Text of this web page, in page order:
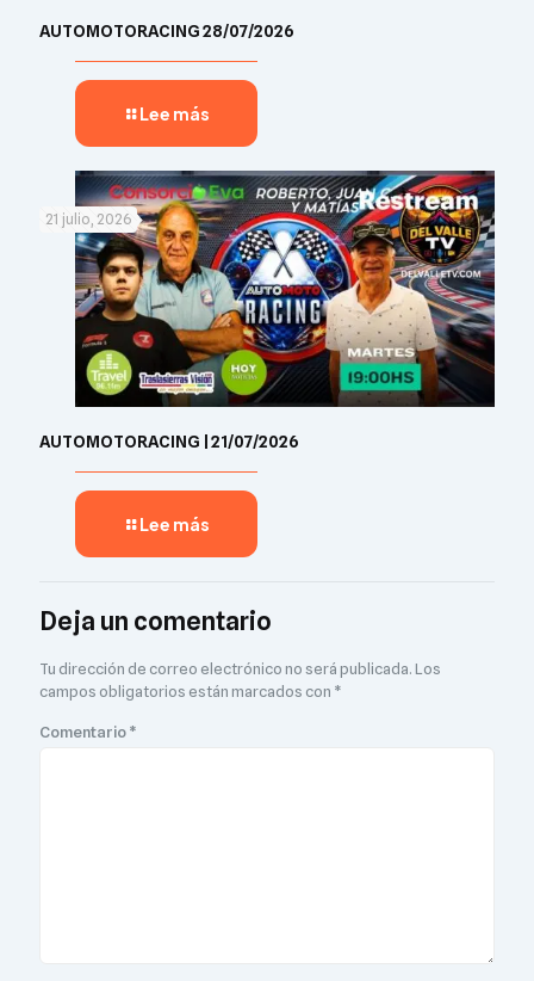
AUTOMOTORACING 28/07/2026
Lee más
21 julio, 2026
AUTOMOTORACING | 21/07/2026
Lee más
Deja un comentario
Tu dirección de correo electrónico no será publicada.Los
campos obligatorios están marcados con *
Comentario*